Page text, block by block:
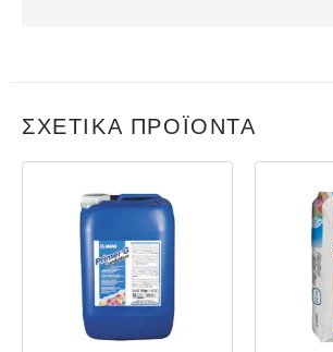
ΣΧΕΤΙΚΆ ΠΡΟΪΌΝΤΑ